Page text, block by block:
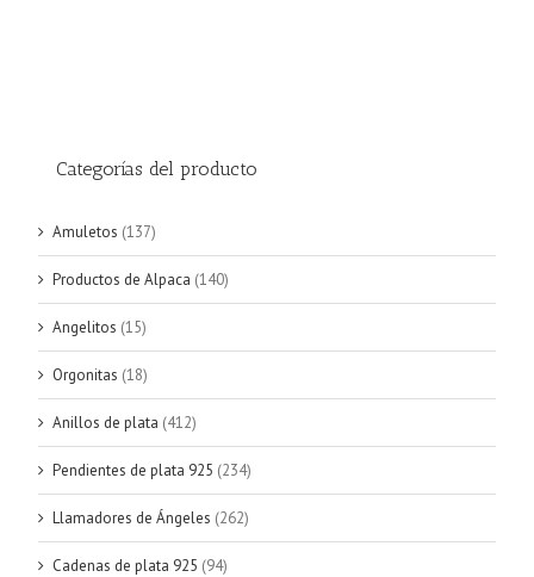
Categorías del producto
Amuletos (137)
Productos de Alpaca (140)
Angelitos (15)
Orgonitas (18)
Anillos de plata (412)
Pendientes de plata 925 (234)
Llamadores de Ángeles (262)
Cadenas de plata 925 (94)